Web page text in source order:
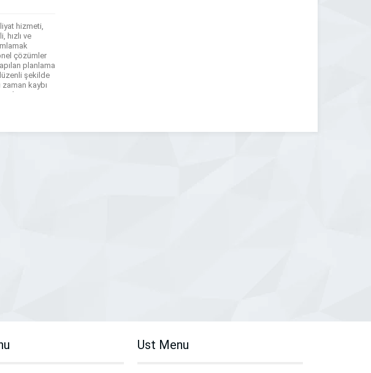
hizmeti,
hızlı ve
çözümler
planlama
şekilde
kaybı
Birinci
güvenli
Ust Menu